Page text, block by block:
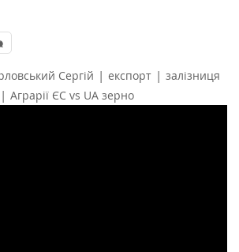
Сергій | експорт | залізниця
| Аграрії ЄС vs UA зерно